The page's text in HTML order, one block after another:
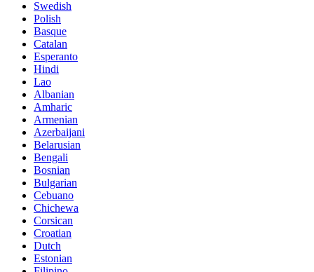
Swedish
Polish
Basque
Catalan
Esperanto
Hindi
Lao
Albanian
Amharic
Armenian
Azerbaijani
Belarusian
Bengali
Bosnian
Bulgarian
Cebuano
Chichewa
Corsican
Croatian
Dutch
Estonian